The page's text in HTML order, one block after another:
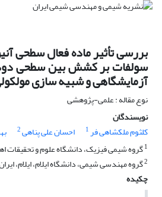
بررسی تأثیر ماده فعال سطحی
سولفات بر کشش بین سطحی
آزمایشگاهی و شبیه سازی
نوع مقاله : علمی-پژوهشی
نویسندگان
کلثوم ملکشاهی فر1 احسان علی پناهی2
1گروه شیمی فیزیک، دانشگاه علوم و تحقیقات
2گروه مهندسی شیمی، دانشگاه ایلام، ایلام،
چکیده